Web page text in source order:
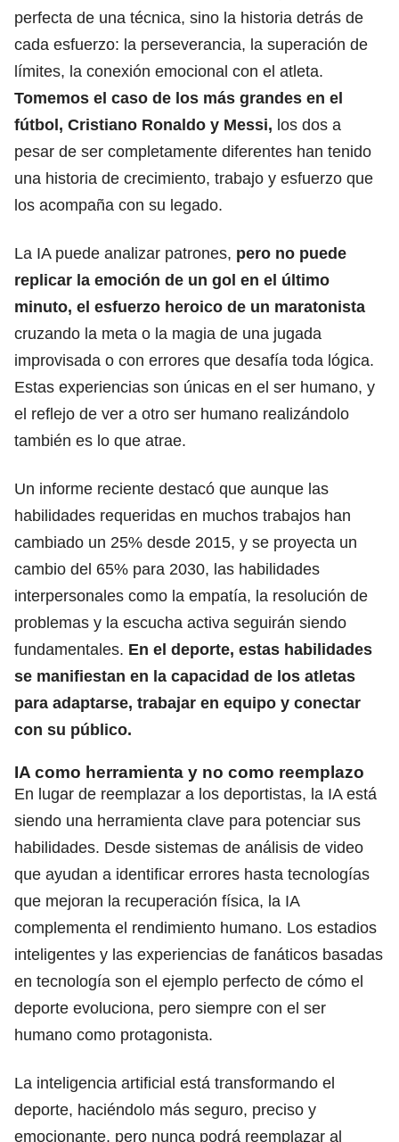
perfecta de una técnica, sino la historia detrás de
cada esfuerzo: la perseverancia, la superación de
límites, la conexión emocional con el atleta.
Tomemos el caso de los más grandes en el
fútbol, Cristiano Ronaldo y Messi, los dos a
pesar de ser completamente diferentes han tenido
una historia de crecimiento, trabajo y esfuerzo que
los acompaña con su legado.
La IA puede analizar patrones, pero no puede
replicar la emoción de un gol en el último
minuto, el esfuerzo heroico de un maratonista
cruzando la meta o la magia de una jugada
improvisada o con errores que desafía toda lógica.
Estas experiencias son únicas en el ser humano, y
el reflejo de ver a otro ser humano realizándolo
también es lo que atrae.
Un informe reciente destacó que aunque las
habilidades requeridas en muchos trabajos han
cambiado un 25% desde 2015, y se proyecta un
cambio del 65% para 2030, las habilidades
interpersonales como la empatía, la resolución de
problemas y la escucha activa seguirán siendo
fundamentales. En el deporte, estas habilidades
se manifiestan en la capacidad de los atletas
para adaptarse, trabajar en equipo y conectar
con su público.
IA como herramienta y no como reemplazo
En lugar de reemplazar a los deportistas, la IA está
siendo una herramienta clave para potenciar sus
habilidades. Desde sistemas de análisis de video
que ayudan a identificar errores hasta tecnologías
que mejoran la recuperación física, la IA
complementa el rendimiento humano. Los estadios
inteligentes y las experiencias de fanáticos basadas
en tecnología son el ejemplo perfecto de cómo el
deporte evoluciona, pero siempre con el ser
humano como protagonista.
La inteligencia artificial está transformando el
deporte, haciéndolo más seguro, preciso y
emocionante, pero nunca podrá reemplazar al